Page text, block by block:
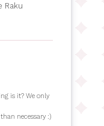
Raku
is it? We only
necessary :)